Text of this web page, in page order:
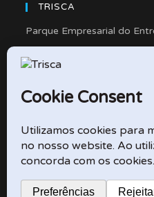
TRISCA
Parque Empresarial do
Rua Cidade de Friedberg,
2330-263 Entroncamento
e-mail: didactico@trisca.pt